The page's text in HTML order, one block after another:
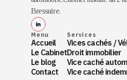
Bressuire.
Menu
Accueil
Le Cabinet
Le blog
Contact
Services
Vices cachés /
Droit immobilier
Vice caché
Vice caché